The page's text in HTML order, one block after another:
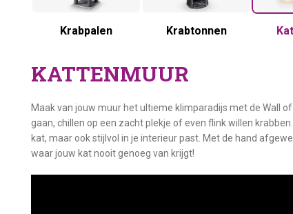
Krabpalen Krabtonnen
KATTENMUUR
Maak van jouw muur het ultieme klimparadijs met de Wall
gaan, chillen op een zacht plekje of even flink willen
kat, maar ook stijlvol in je interieur past. Met de hand
waar jouw kat nooit genoeg van krijgt!